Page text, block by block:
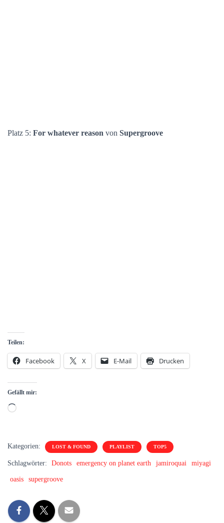
Platz 5: For whatever reason von Supergroove
Teilen:
Facebook X E-Mail Drucken
Gefällt mir:
Wird
Kategorien: LOST & FOUND PLAYLIST TOP5
Schlagwörter: Donots emergency on planet earth jamiroquai miyagi
oasis supergroove